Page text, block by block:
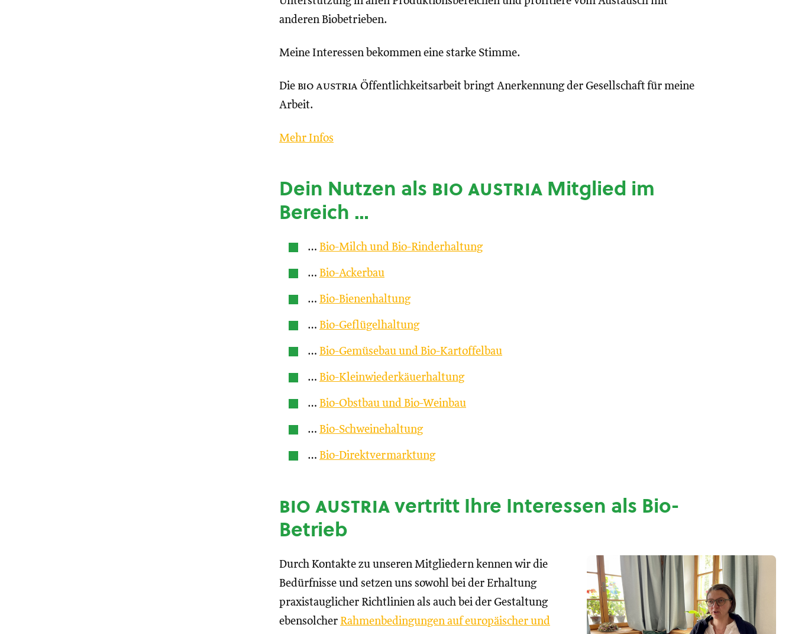
anderen Biobetrieben.
Meine Interessen bekommen eine starke Stimme.
Die bio austria Öffentlichkeitsarbeit bringt Anerkennung der Gesellschaft für meine
Arbeit.
Mehr Infos
Dein Nutzen als bio austria Mitglied im
Bereich …
… Bio-Milch und Bio-Rinderhaltung
… Bio-Ackerbau
… Bio-Bienenhaltung
… Bio-Geflügelhaltung
… Bio-Gemüsebau und Bio-Kartoffelbau
… Bio-Kleinwiederkäuerhaltung
… Bio-Obstbau und Bio-Weinbau
… Bio-Schweinehaltung
… Bio-Direktvermarktung
bio austriavertritt Ihre Interessen als Bio-
Betrieb
Durch Kontakte zu unseren Mitgliedern kennen wir die
Bedürfnisse und setzen uns sowohl bei der Erhaltung
praxistauglicher Richtlinien als auch bei der Gestaltung
ebensolcher Rahmenbedingungen auf europäischer und